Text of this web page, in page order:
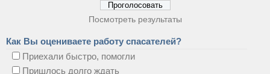
Посмотреть результаты
Как Вы оцениваете работу спасателей?
Приехали быстро, помогли
Пришлось долго ждать